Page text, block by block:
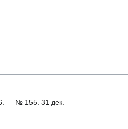
— № 155. 31 дек.